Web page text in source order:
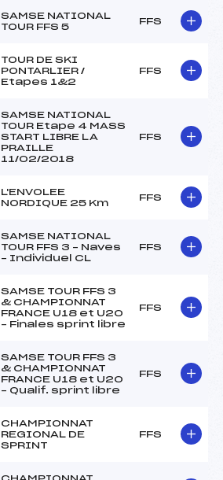
SAMSE NATIONAL
TOUR FFS 5
FFS
TOUR DE SKI
PONTARLIER /
Etapes 1&2
FFS
SAMSE NATIONAL
TOUR Etape 4 MASS
START LIBRE LA
PRAILLE
11/02/2018
FFS
L'ENVOLEE
NORDIQUE 25 Km
FFS
SAMSE NATIONAL
TOUR FFS 3 – Naves
– Individuel CL
FFS
SAMSE TOUR FFS 3
& CHAMPIONNAT
FRANCE U18 et U20
– Finales sprint libre
FFS
SAMSE TOUR FFS 3
& CHAMPIONNAT
FRANCE U18 et U20
– Qualif. sprint libre
FFS
CHAMPIONNAT
REGIONAL DE
SPRINT
FFS
CHAMPIONNAT